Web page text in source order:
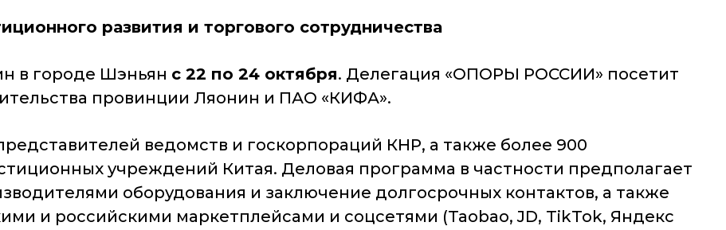
развития и торгового сотрудничества
в городе Шэньян с 22 по 24 октября. Делегация «ОПОРЫ РОССИИ» посетит
провинции Ляонин и ПАО «КИФА».
ведомств и госкорпораций КНР, а также более 900
учреждений Китая. Деловая программа в частности предполагает
оборудования и заключение долгосрочных контактов, а также
и российскими маркетплейсами и соцсетями (Taobao, JD, TikTok, Яндекс